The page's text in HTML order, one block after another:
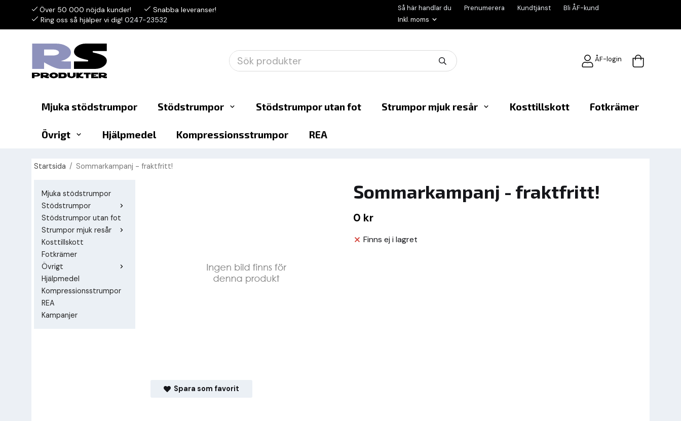
Över 50 000 nöjda kunder!
Snabba leveranser!
Ring oss så hjälper vi dig! 0247-23532
Så här handlar du Prenumerera Kundtjänst Bli ÅF-kund
ÅF-login
Mjuka stödstrumpor Stödstrumpor Stödstrumpor utan fot Strumpor mjuk resår Kosttillskott Fotkrämer
Övrigt Hjälpmedel Kompressionsstrumpor REA
Startsida / Sommarkampanj - fraktfritt!
Mjuka stödstrumpor
Stödstrumpor
Stödstrumpor utan fot
Strumpor mjuk resår
Kosttillskott
Fotkrämer
Övrigt
Hjälpmedel
Kompressionsstrumpor
REA
Kampanjer
Sommarkampanj - fraktfritt!
0 kr
Finns ej i lagret
Spara som favorit